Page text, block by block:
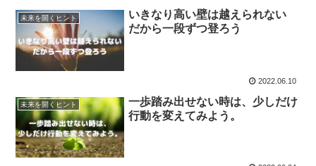
未来を開くヒント
いきなり高い壁は越えられない
だから一段ずつ登ろう
2022.06.10
未来を開くヒント
一歩踏み出せない時は、少しだけ
行動を変えてみよう。